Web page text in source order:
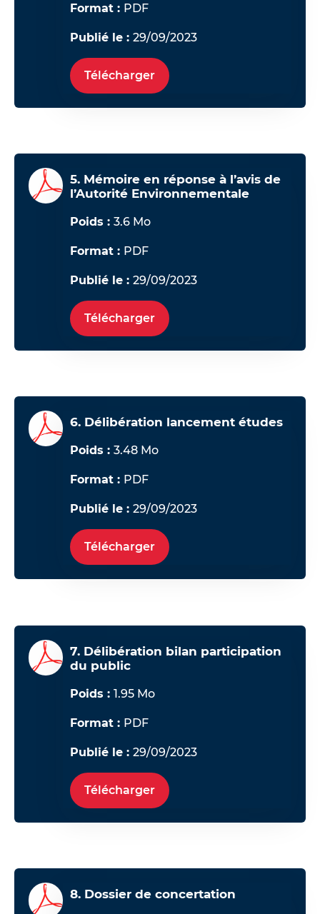
Format : PDF
Publié le :29/09/2023
Télécharger
5. Mémoire en réponse à l’avis de
l’Autorité Environnementale
Poids :3.6 Mo
Format : PDF
Publié le :29/09/2023
Télécharger
6. Délibération lancement études
Poids :3.48 Mo
Format : PDF
Publié le :29/09/2023
Télécharger
7. Délibération bilan participation
du public
Poids :1.95 Mo
Format : PDF
Publié le :29/09/2023
Télécharger
8. Dossier de concertation